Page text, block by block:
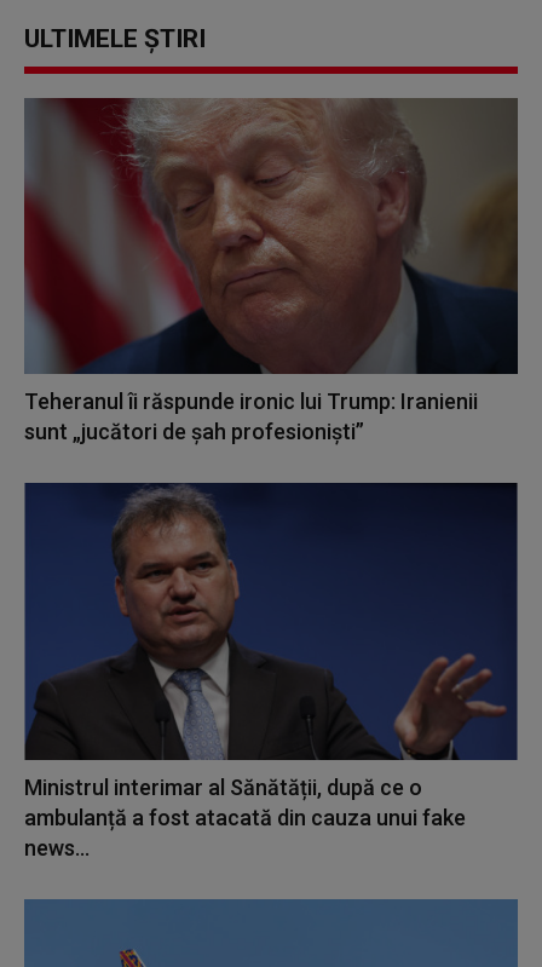
ULTIMELE ȘTIRI
Teheranul îi răspunde ironic lui Trump: Iranienii
sunt „jucători de şah profesionişti”
Ministrul interimar al Sănătății, după ce o
ambulanță a fost atacată din cauza unui fake
news...